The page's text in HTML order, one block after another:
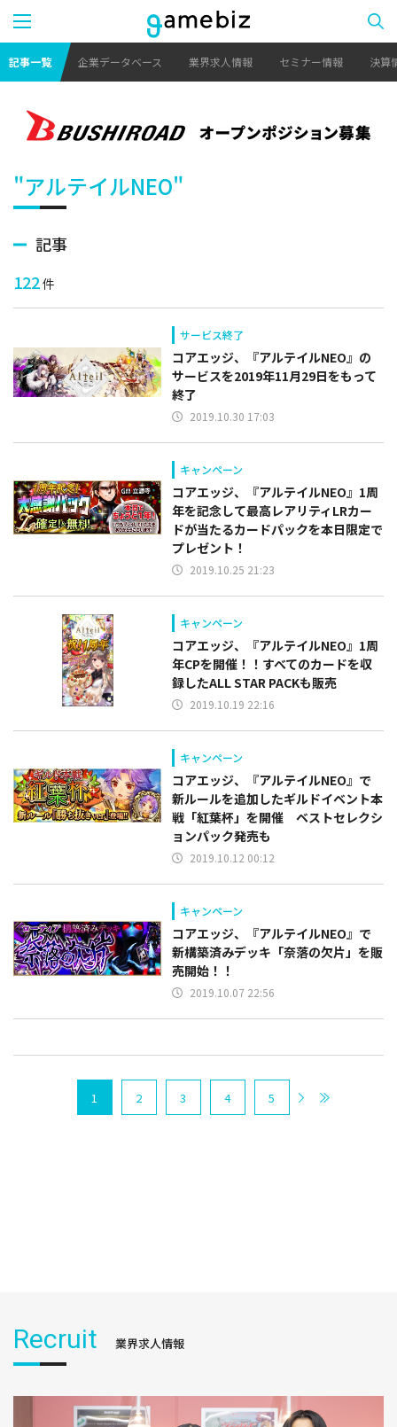
記事一覧 企業データベース 業界求人情報 セミナー情報 決算
"アルテイルNEO"
記事
122件
サービス終了
コアエッジ、『アルテイルNEO』の
サービスを2019年11月29日をもって
終了
2019.10.30 17:03
キャンペーン
コアエッジ、『アルテイルNEO』1周
年を記念して最高レアリティLRカー
ドが当たるカードパックを本日限定で
プレゼント！
2019.10.25 21:23
キャンペーン
コアエッジ、『アルテイルNEO』1周
年CPを開催！！すべてのカードを収
録したALL STAR PACKも販売
2019.10.19 22:16
キャンペーン
コアエッジ、『アルテイルNEO』で
新ルールを追加したギルドイベント本
戦「紅葉杯」を開催 ベストセレクシ
ョンパック発売も
2019.10.12 00:12
キャンペーン
コアエッジ、『アルテイルNEO』で
新構築済みデッキ「奈落の欠片」を販
売開始！！
2019.10.07 22:56
1 2 3 4 5
Recruit 業界求人情報